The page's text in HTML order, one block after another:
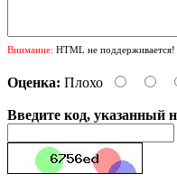
Внимание: HTML не поддерживается!
Оценка: Плохо
Введите код, указанный